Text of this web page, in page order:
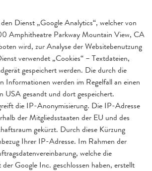
Dienst „Google Analytics“, welcher von
Amphitheatre Parkway Mountain View, CA
wird, zur Analyse der Websitebenutzung
verwendet „Cookies“ – Textdateien,
gespeichert werden. Die durch die
Informationen werden im Regelfall an einen
USA gesandt und dort gespeichert.
die IP-Anonymisierung. Die IP-Adresse
der Mitgliedsstaaten der EU und des
gekürzt. Durch diese Kürzung
Ihrer IP-Adresse. Im Rahmen der
welche die
Google Inc. geschlossen haben, erstellt